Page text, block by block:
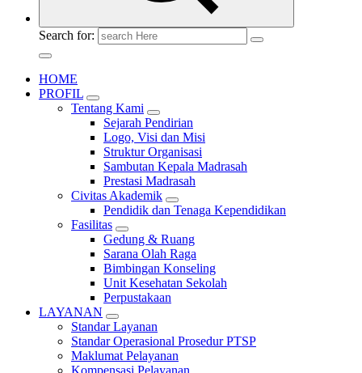
Search for:
HOME
PROFIL
Tentang Kami
Sejarah Pendirian
Logo, Visi dan Misi
Struktur Organisasi
Sambutan Kepala Madrasah
Prestasi Madrasah
Civitas Akademik
Pendidik dan Tenaga Kependidikan
Fasilitas
Gedung & Ruang
Sarana Olah Raga
Bimbingan Konseling
Unit Kesehatan Sekolah
Perpustakaan
LAYANAN
Standar Layanan
Standar Operasional Prosedur PTSP
Maklumat Pelayanan
Kompensasi Pelayanan